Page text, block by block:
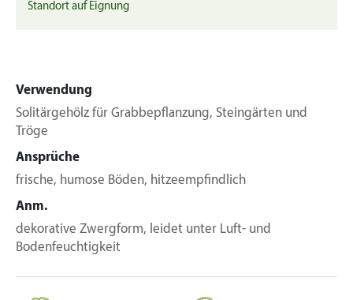
Standort auf Eignung
Verwendung
Solitärgehölz für Grabbepflanzung, Steingärten und
Tröge
Ansprüche
frische, humose Böden, hitzeempfindlich
Anm.
dekorative Zwergform, leidet unter Luft- und
Bodenfeuchtigkeit